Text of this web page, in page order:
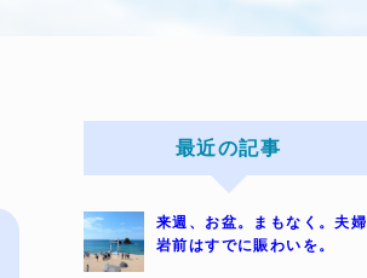
最近の記事
来週、お盆。まもなく。夫婦
岩前はすでに賑わいを。